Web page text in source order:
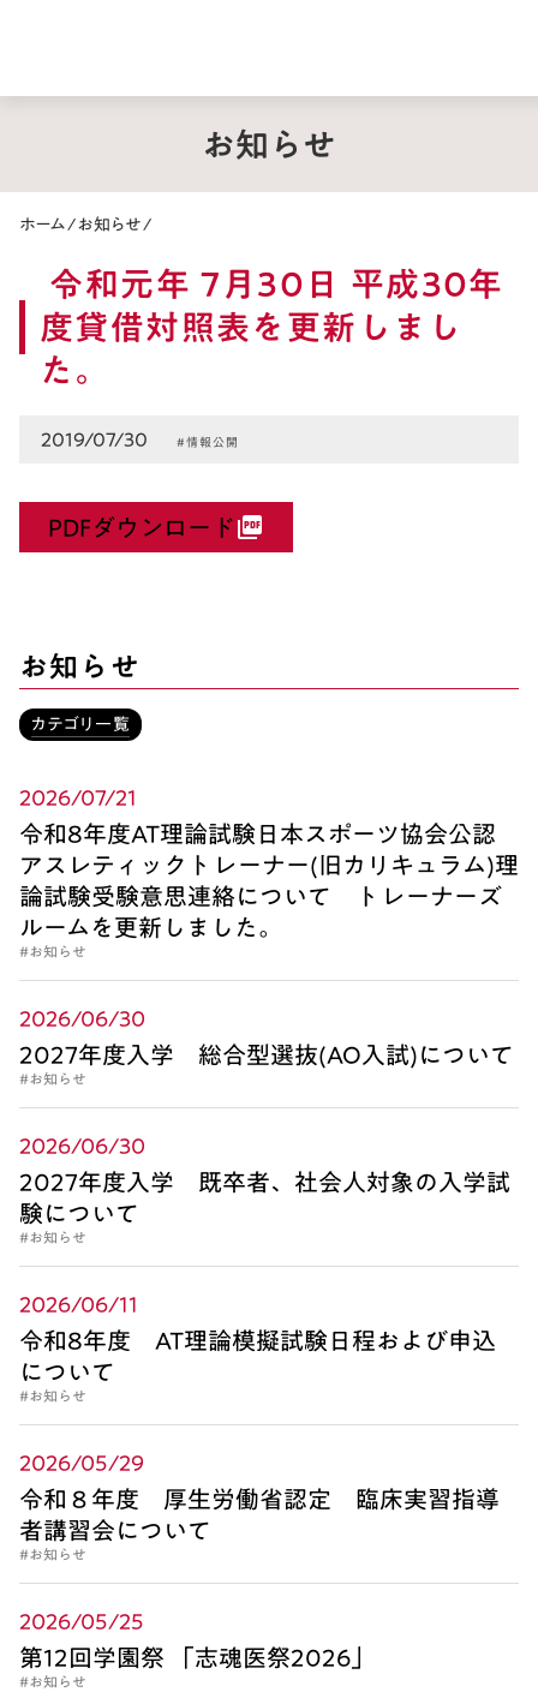
お知らせ
ホーム/お知らせ/
令和元年 7月30日 平成30年
度貸借対照表を更新しまし
た。
2019/07/30 #情報公開
PDFダウンロードpicture_as_pdf
お知らせ
カテゴリ一覧
2026/07/21
令和8年度AT理論試験日本スポーツ協会公認
アスレティックトレーナー(旧カリキュラム)理
論試験受験意思連絡について トレーナーズ
ルームを更新しました。
#お知らせ
2026/06/30
2027年度入学 総合型選抜(AO入試)について
#お知らせ
2026/06/30
2027年度入学 既卒者、社会人対象の入学試
験について
#お知らせ
2026/06/11
令和8年度 AT理論模擬試験日程および申込
について
#お知らせ
2026/05/29
令和８年度 厚生労働省認定 臨床実習指導
者講習会について
#お知らせ
2026/05/25
第12回学園祭 「志魂医祭2026」
#お知らせ